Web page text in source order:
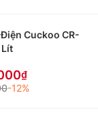
Cuckoo CR-
Lít
-12%